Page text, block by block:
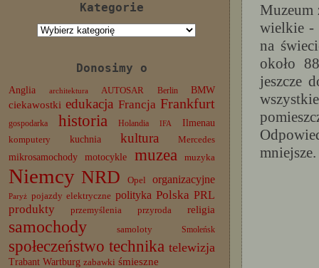
Kategorie
Kategorie
Donosimy o
Anglia architektura AUTOSAR Berlin BMW
ciekawostki edukacja Francja Frankfurt
gospodarka historia Holandia IFA
Ilmenau
komputery
kuchnia kultura Mercedes
mikrosamochody motocykle muzea muzyka
Niemcy NRD Opel organizacyjne
Paryż pojazdy elektryczne polityka Polska PRL
produkty
przemyślenia przyroda religia
samochody samoloty Smoleńsk
społeczeństwo technika telewizja
Trabant Wartburg zabawki śmieszne
Muzeum
wielkie -
na
około
jeszcze
mniejsze.